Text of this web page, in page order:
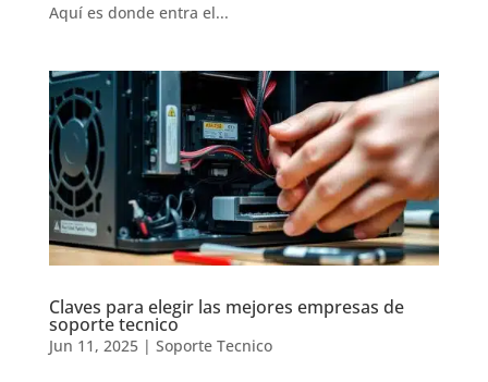
Aquí es donde entra el...
Claves para elegir las mejores empresas de
soporte tecnico
Jun 11, 2025| Soporte Tecnico